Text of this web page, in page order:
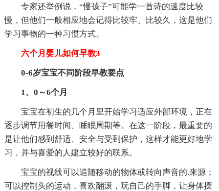
专家还举例说，“慢孩子”可能学一首诗的速度比较
慢，但他们一般相应地会记得比较牢、比较久，这是他们
学习事物的一种习惯方式。
六个月婴儿如何早教3
0-6岁宝宝不同阶段早教要点
1、0～6个月
宝宝在初生的几个月里开始学习适应外部环境，正在
逐步调节用餐时间、睡眠周期等。在这一阶段，最重要的
是让他们感到舒适、安全与受到保护，这样才能更好地学
习，并与喜爱的人建立较好的联系。
宝宝的视线可以追随移动的物体或转向声音的.来源；
可以控制头的运动，喜欢翻滚，玩自己的手脚，让身体摆